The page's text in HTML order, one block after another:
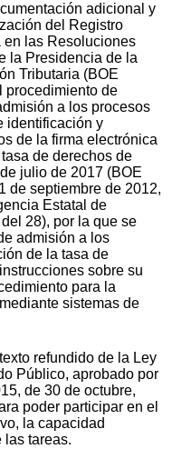
adicional y
del Registro
en las Resoluciones
la Presidencia de la
Tributaria (BOE
procedimiento de
a los procesos
identificación y
de la firma electrónica
de derechos de
julio de 2017 (BOE
de septiembre de 2012,
Estatal de
28), por la que se
admisión a los
de la tasa de
sobre su
para la
sistemas de
refundido de la Ley
Público, aprobado por
de 30 de octubre,
poder participar en el
la capacidad
las tareas.